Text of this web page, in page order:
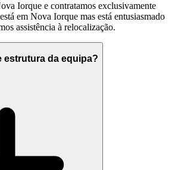
o tempo que precisar
Iorque e contratamos exclusivamente
em Nova Iorque mas está entusiasmado
assistência à relocalização.
estrutura da equipa?